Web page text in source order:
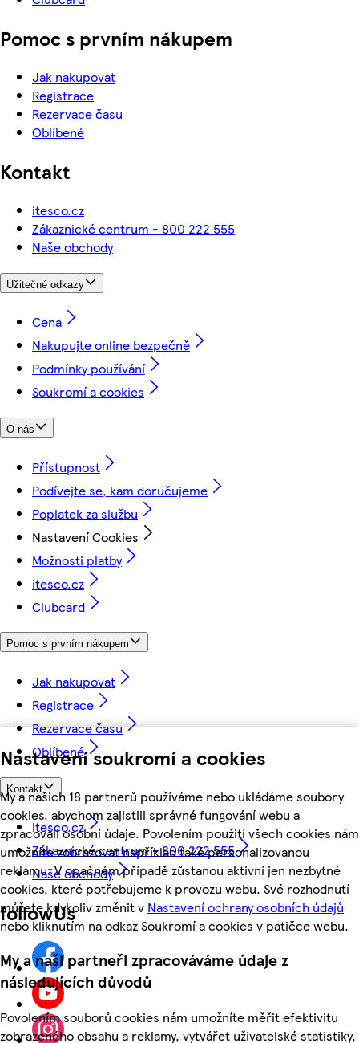
Nastavení soukromí a cookies
My a našich 18 partnerů používáme nebo ukládáme soubory
cookies, abychom zajistili správné fungování webu a
zpracovali osobní údaje. Povolením použití všech cookies nám
umožníte zobrazovat například také personalizovanou
reklamu. V opačném případě zůstanou aktivní jen nezbytné
cookies, které potřebujeme k provozu webu. Své rozhodnutí
můžete kdykoliv změnit v Nastavení ochrany osobních údajů
nebo kliknutím na odkaz Soukromí a cookies v patičce webu.
My a naši partneři zpracováváme údaje z
následujících důvodů
Povolením souborů cookies nám umožníte měřit efektivitu
zobrazeného obsahu a reklamy, vytvářet uživatelské statistiky,
Pomoc s prvním nákupem
Jak nakupovat
Registrace
Rezervace času
Oblíbené
Kontakt
itesco.cz
Zákaznické centrum - 800 222 555
Naše obchody
Užitečné odkazy
Cena
Nakupujte online bezpečně
Podmínky používání
Soukromí a cookies
O nás
Přístupnost
Podívejte se, kam doručujeme
Poplatek za službu
Nastavení Cookies
Možnosti platby
itesco.cz
Clubcard
Pomoc s prvním nákupem
Jak nakupovat
Registrace
Rezervace času
Oblíbené
Kontakt
itesco.cz
Zákaznické centrum - 800 222 555
Naše obchody
followUs